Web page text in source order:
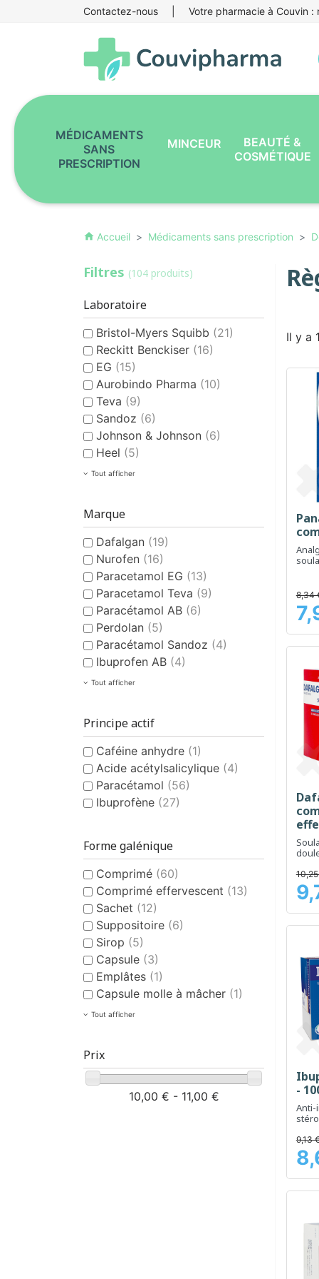
Contactez-nous Votre pharmacie à Couvin
MÉDICAMENTS
SANS
PRESCRIPTION
MINCEUR
BEAUTÉ &
COSMÉTIQUE
home Accueil Médicaments sans prescription
Filtres (104 produits)
Laboratoire
Bristol-Myers Squibb (21)
Reckitt Benckiser (16)
EG (15)
Aurobindo Pharma (10)
Teva (9)
Sandoz (6)
Johnson & Johnson (6)
Heel (5)
Tout afficher
Marque
Dafalgan (19)
Nurofen (16)
Paracetamol EG (13)
Paracetamol Teva (9)
Paracétamol AB (6)
Perdolan (5)
Paracétamol Sandoz (4)
Ibuprofen AB (4)
Tout afficher
Principe actif
Caféine anhydre (1)
Acide acétylsalicylique (4)
Paracétamol (56)
Ibuprofène (27)
Forme galénique
Comprimé (60)
Comprimé effervescent (13)
Sachet (12)
Suppositoire (6)
Sirop (5)
Capsule (3)
Emplâtes (1)
Capsule molle à mâcher (1)
Tout afficher
Prix
10,00 € - 11,00 €
Il y a
Prix
8,34
Prix
-
Anti-
et la
Prix
9,13